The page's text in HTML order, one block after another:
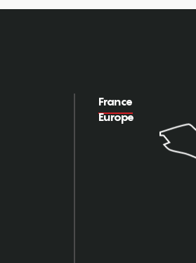
France
Europe